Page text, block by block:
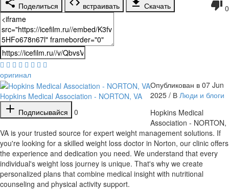
0
Поделиться
встраивать Скачать
оригинал
Hopkins Medical Association - NORTON, VA
Подписывайся
0
Опубликован в 07 Jun
2025 / В Люди и блоги
⁣Hopkins Medical
Association - NORTON,
VA is your trusted source for expert weight management solutions. If
you're looking for a skilled weight loss doctor in Norton, our clinic offers
the experience and dedication you need. We understand that every
individual's weight loss journey is unique. That's why we create
personalized plans that combine medical insight with nutritional
counseling and physical activity support.